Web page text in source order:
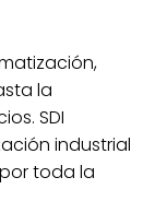
la
SDI
industrial
toda la